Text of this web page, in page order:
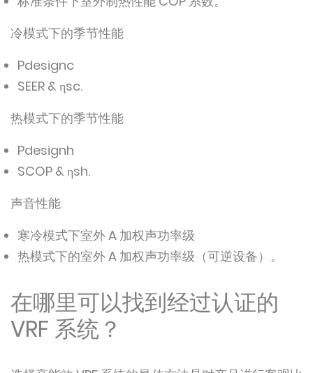
冷模式下的季节性能
Pdesignc
SEER & ηsc.
热模式下的季节性能
Pdesignh
SCOP & ηsh.
声音性能
寒冷模式下室外 A 加权声功率级
热模式下的室外 A 加权声功率级（可逆设备）。
在哪里可以找到经过认证的
VRF 系统？